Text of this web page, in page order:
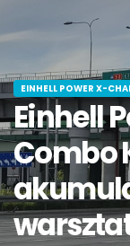
EINHELL POWER X-
Einhell
Combo